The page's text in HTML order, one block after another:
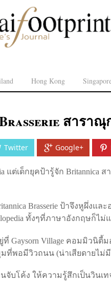
Hong Kong
สารา
Twitter Google+
แต่เด็กยุคป้ารู้จัก
Brasserie ป้าจึงหูผึ่ง
ทั้งๆที่ภาษาอังกฤษ
อยู่ที่ Gaysorn Village คอมมิ
ที่พอมีวิวถนน (น่าเสียดายไม่
จับโค้ง ให้ความรู้สึกเป็นวินเท